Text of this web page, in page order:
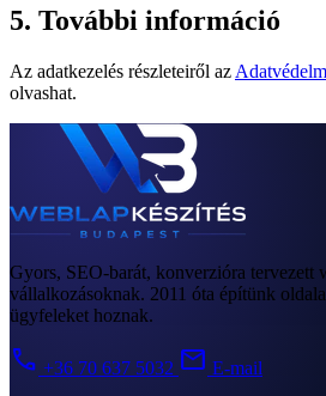
5. További információ
Az adatkezelés részleteiről az
olvashat.
Gyors, SEO-barát, konverzióra tervezett
vállalkozásoknak. 2011 óta építünk
ügyfeleket hoznak.
call +36 70 637 5032 mail E-mail